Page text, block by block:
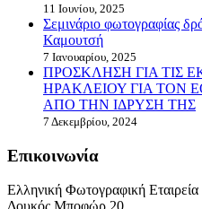
11 Ιουνίου, 2025
Σεμινάριο φωτογραφίας
Καμουτσή
7 Ιανουαρίου, 2025
ΠΡΟΣΚΛΗΣΗ ΓΙΑ ΤΙΣ
ΗΡΑΚΛΕΙΟΥ ΓΙΑ ΤΟΝ
ΑΠΟ ΤΗΝ ΙΔΡΥΣΗ ΤΗΣ
7 Δεκεμβρίου, 2024
Επικοινωνία
Ελληνική Φωτογραφική